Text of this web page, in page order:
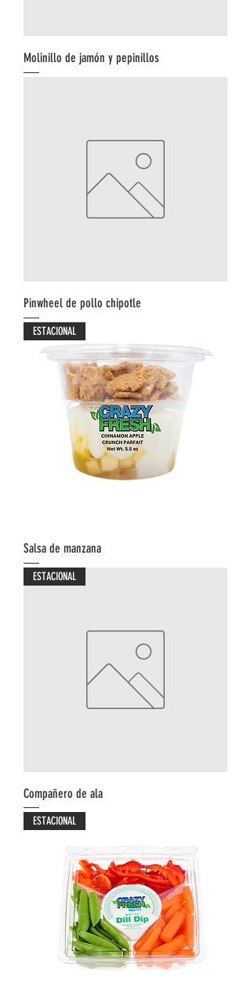
Molinillo de jamón y pepinillos
Pinwheel de pollo chipotle
ESTACIONAL
Salsa de manzana
ESTACIONAL
Compañero de ala
ESTACIONAL